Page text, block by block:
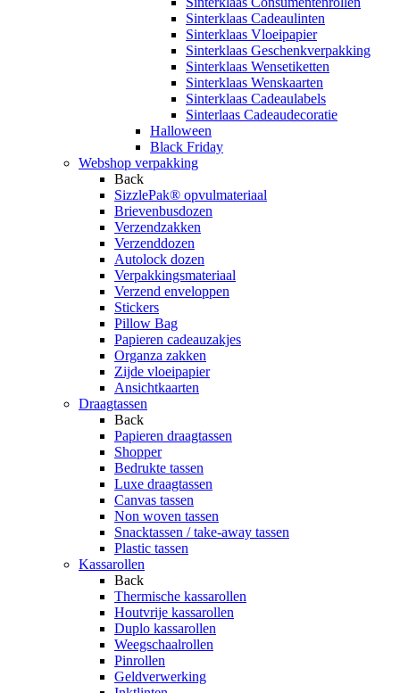
Sinterklaas Cadeaulinten
Sinterklaas Vloeipapier
Sinterklaas Geschenkverpakking
Sinterklaas Wensetiketten
Sinterklaas Wenskaarten
Sinterklaas Cadeaulabels
Sinterlaas Cadeaudecoratie
Halloween
Black Friday
Webshop verpakking
Back
SizzlePak® opvulmateriaal
Brievenbusdozen
Verzendzakken
Verzenddozen
Autolock dozen
Verpakkingsmateriaal
Verzend enveloppen
Stickers
Pillow Bag
Papieren cadeauzakjes
Organza zakken
Zijde vloeipapier
Ansichtkaarten
Draagtassen
Back
Papieren draagtassen
Shopper
Bedrukte tassen
Luxe draagtassen
Canvas tassen
Non woven tassen
Snacktassen / take-away tassen
Plastic tassen
Kassarollen
Back
Thermische kassarollen
Houtvrije kassarollen
Duplo kassarollen
Weegschaalrollen
Pinrollen
Geldverwerking